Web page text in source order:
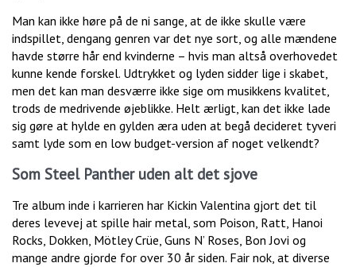
Man kan ikke høre på de ni sange, at de ikke skulle være
indspillet, dengang genren var det nye sort, og alle mændene
havde større hår end kvinderne – hvis man altså overhovedet
kunne kende forskel. Udtrykket og lyden sidder lige i skabet,
men det kan man desværre ikke sige om musikkens kvalitet,
trods de medrivende øjeblikke. Helt ærligt, kan det ikke lade
sig gøre at hylde en gylden æra uden at begå decideret tyveri
samt lyde som en low budget-version af noget velkendt?
Som Steel Panther uden alt det sjove
Tre album inde i karrieren har Kickin Valentina gjort det til
deres levevej at spille hair metal, som Poison, Ratt, Hanoi
Rocks, Dokken, Mötley Crüe, Guns N’ Roses, Bon Jovi og
mange andre gjorde for over 30 år siden. Fair nok, at diverse